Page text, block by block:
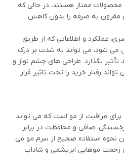
محصولات ممتاز هستند، در حالی که
مقرون به صرفه را بدون کاهش
عملکرد و اطلاعاتی که از طریق
شود، می تواند به شدت بر درک
بگذارد. طراحی های چشم نواز و
رفتار خرید را تحت تاثیر قرار
مراقبت از مو است که می تواند
صافی و محافظت در برابر
نحوه استفاده صحیح از سرم مو می
زحمت موهایی ابریشمی و شاداب